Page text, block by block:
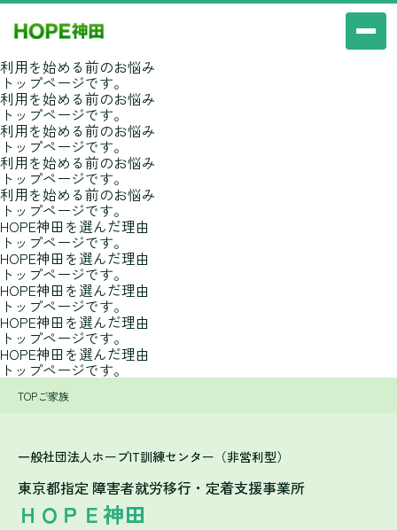
利用を始める前のお悩み
トップページです。
利用を始める前のお悩み
トップページです。
利用を始める前のお悩み
トップページです。
利用を始める前のお悩み
トップページです。
利用を始める前のお悩み
トップページです。
HOPE神田を選んだ理由
トップページです。
HOPE神田を選んだ理由
トップページです。
HOPE神田を選んだ理由
トップページです。
HOPE神田を選んだ理由
トップページです。
HOPE神田を選んだ理由
トップページです。
TOPご家族
一般社団法人ホープIT訓練センター（非営利型）
東京都指定 障害者就労移行・定着支援事業所
ＨＯＰＥ神田